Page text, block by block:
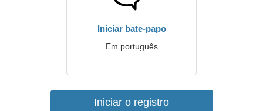
Iniciar bate-papo
Em português
Iniciar o registro